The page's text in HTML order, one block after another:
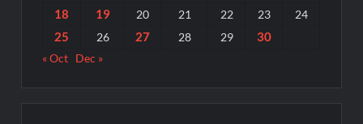
18
19 20 21 22 23 24
25 26 27 28 29 30
« Oct Dec »